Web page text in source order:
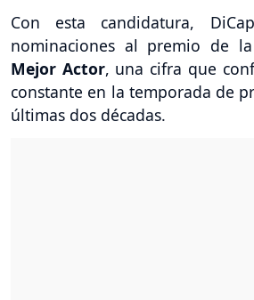
Con esta candidatura,
nominaciones al premio de
Mejor Actor, una cifra que
constante en la temporada de
últimas dos décadas.